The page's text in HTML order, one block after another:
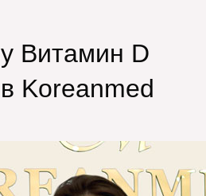
Витамин D
Koreanmed